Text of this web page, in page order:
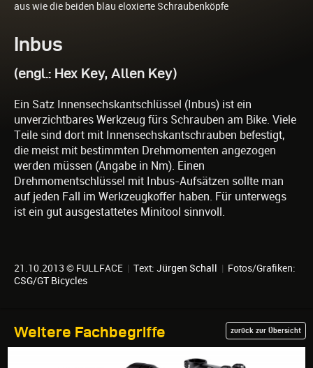
aus wie die beiden blau eloxierte Schraubenköpfe
Inbus
(engl.: Hex Key, Allen Key)
Ein Satz Innensechskantschlüssel (Inbus) ist ein
unverzichtbares Werkzeug fürs Schrauben am Bike. Viele
Teile sind dort mit Innensechskantschrauben befestigt,
die meist mit bestimmten Drehmomenten angezogen
werden müssen (Angabe in Nm). Einen
Drehmomentschlüssel mit Inbus-Aufsätzen sollte man
auf jeden Fall im Werkzeugkoffer haben. Für unterwegs
ist ein gut ausgestattetes Minitool sinnvoll.
21.10.2013 © FULLFACE | Text: Jürgen Schall | Fotos/Grafiken:
CSG/GT Bicycles
Weitere Fachbegriffe zurück zur Übersicht